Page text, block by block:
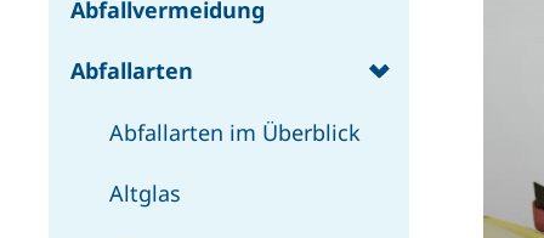
Abfallvermeidung
Abfallarten
Abfallarten im Überblick
Altglas